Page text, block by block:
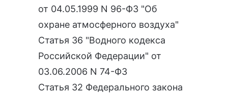
от 04.05.1999 N 96-ФЗ "Об
охране атмосферного воздуха"
Статья 36 "Водного кодекса
Российской Федерации" от
03.06.2006 N 74-ФЗ
Статья 32 Федерального закона